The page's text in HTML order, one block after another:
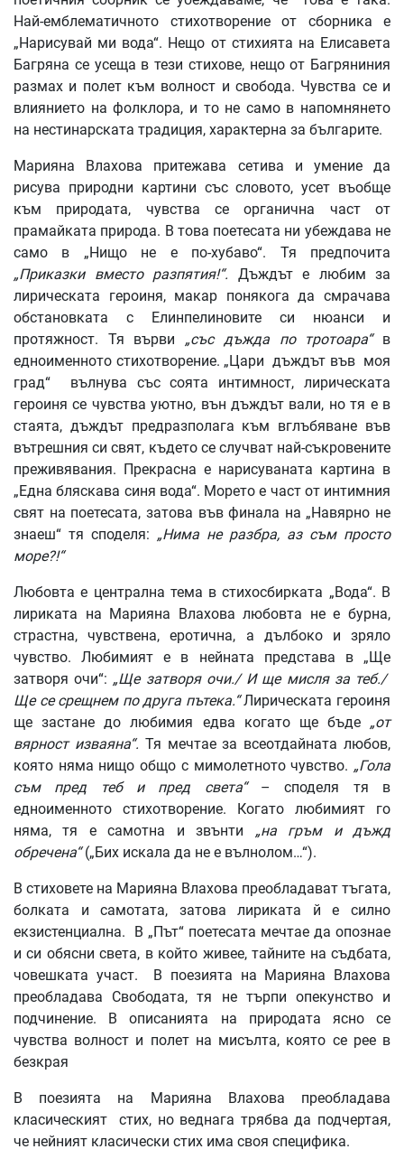
Най-емблематичното стихотворение от сборника е
„Нарисувай ми вода“. Нещо от стихията на Елисавета
Багряна се усеща в тези стихове, нещо от Багряниния
размах и полет към волност и свобода. Чувства се и
влиянието на фолклора, и то не само в напомнянето
на нестинарската традиция, характерна за българите.
Марияна Влахова притежава сетива и умение да
рисува природни картини със словото, усет въобще
към природата, чувства се органична част от
прамайката природа. В това поетесата ни убеждава не
само в „Нищо не е по-хубаво“. Тя предпочита
„Приказки вместо разпятия!“. Дъждът е любим за
лирическата героиня, макар понякога да смрачава
обстановката с Елинпелиновите си нюанси и
протяжност. Тя върви „със дъжда по тротоара“ в
едноименното стихотворение. „Цари дъждът във моя
град“ вълнува със соята интимност, лирическата
героиня се чувства уютно, вън дъждът вали, но тя е в
стаята, дъждът предразполага към вглъбяване във
вътрешния си свят, където се случват най-съкровените
преживявания. Прекрасна е нарисуваната картина в
„Една бляскава синя вода“. Морето е част от интимния
свят на поетесата, затова във финала на „Навярно не
знаеш“ тя споделя: „Нима не разбра, аз съм просто
море?!“
Любовта е централна тема в стихосбирката „Вода“. В
лириката на Марияна Влахова любовта не е бурна,
страстна, чувствена, еротична, а дълбоко и зряло
чувство. Любимият е в нейната представа в „Ще
затворя очи“: „Ще затворя очи./ И ще мисля за теб./
Ще се срещнем по друга пътека.“Лирическата героиня
ще застане до любимия едва когато ще бъде „от
вярност изваяна“. Тя мечтае за всеотдайната любов,
която няма нищо общо с мимолетното чувство. „Гола
съм пред теб и пред света“ – споделя тя в
едноименното стихотворение. Когато любимият го
няма, тя е самотна и звънти „на гръм и дъжд
обречена“(„Бих искала да не е вълнолом…“).
В стиховете на Марияна Влахова преобладават тъгата,
болката и самотата, затова лириката й е силно
екзистенциална. В „Път“ поетесата мечтае да опознае
и си обясни света, в който живее, тайните на съдбата,
човешката участ. В поезията на Марияна Влахова
преобладава Свободата, тя не търпи опекунство и
подчинение. В описанията на природата ясно се
чувства волност и полет на мисълта, която се рее в
безкрая
В поезията на Марияна Влахова преобладава
класическият стих, но веднага трябва да подчертая,
че нейният класически стих има своя специфика.